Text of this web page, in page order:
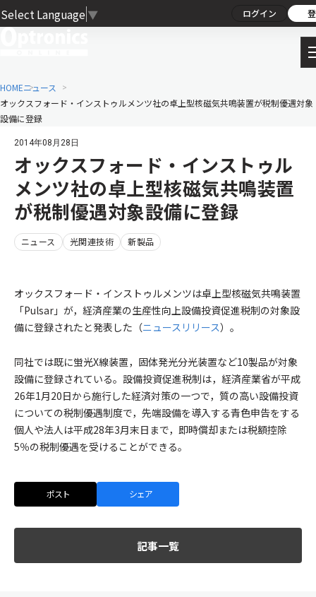
Select Language ▼ ログイン
HOMEニュース
オックスフォード・インストゥルメンツ社の卓上型核磁気共鳴装置が税制優遇対象
設備に登録
2014年08月28日
オックスフォード・インストゥル
メンツ社の卓上型核磁気共鳴装置
が税制優遇対象設備に登録
ニュース 光関連技術 新製品
オックスフォード・インストゥルメンツは卓上型核磁気共鳴装置
「Pulsar」が，経済産業の生産性向上設備投資促進税制の対象設
備に登録されたと発表した（ニュースリリース）。
同社では既に蛍光X線装置，固体発光分光装置など10製品が対象
設備に登録されている。設備投資促進税制は，経済産業省が平成
26年1月20日から施行した経済対策の一つで，質の高い設備投資
についての税制優遇制度で，先端設備を導入する青色申告をする
個人や法人は平成28年3月末日まで，即時償却または税額控除
5％の税制優遇を受けることができる。
ポスト シェア
記事一覧